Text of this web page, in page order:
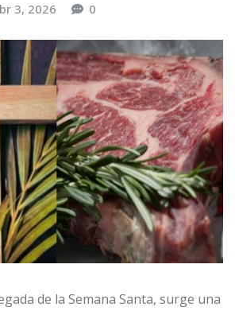
3, 2026 0
de la Semana Santa, surge una